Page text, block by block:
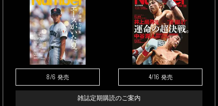
8/6 発売 4/16 発売
雑誌定期購読のご案内